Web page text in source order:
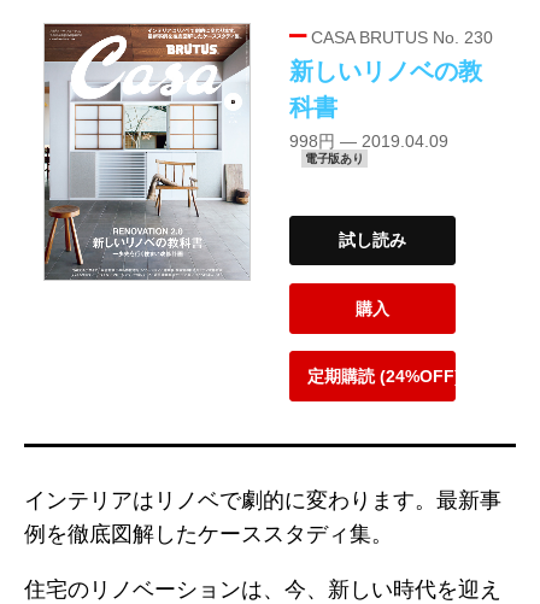
CASA BRUTUS No. 230
新しいリノベの教
科書
998円 — 2019.04.09
電子版あり
試し読み
購入
定期購読 (24%OFF)
インテリアはリノベで劇的に変わります。最新事
例を徹底図解したケーススタディ集。
住宅のリノベーションは、今、新しい時代を迎え